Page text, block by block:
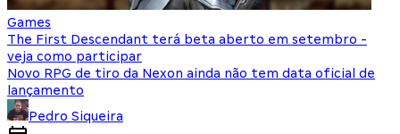
Games
The First Descendant terá beta aberto em setembro -
veja como participar
Novo RPG de tiro da Nexon ainda não tem data oficial de
lançamento
Pedro Siqueira